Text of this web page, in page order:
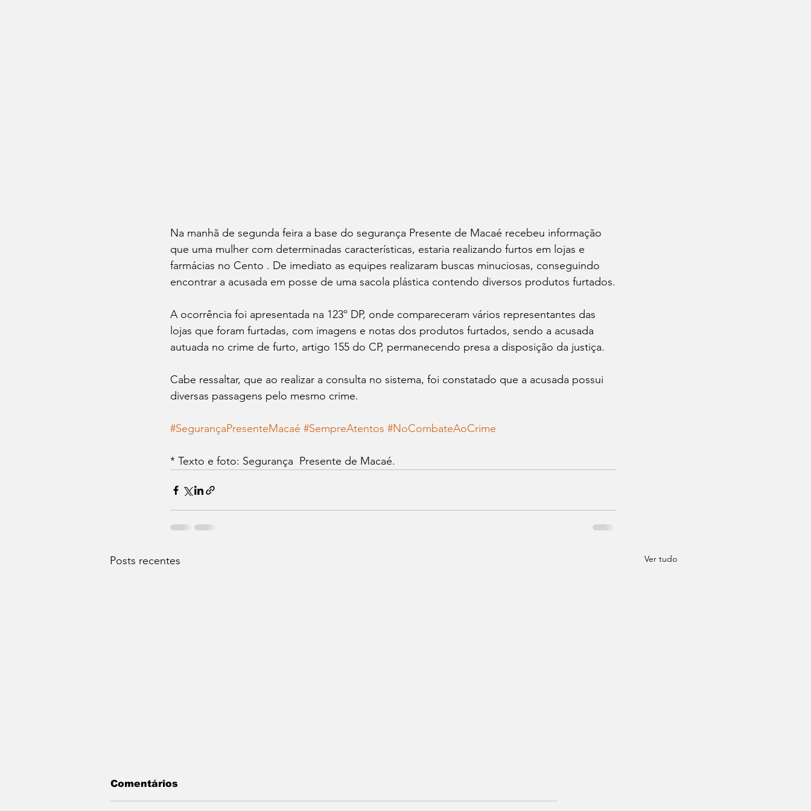
Na manhã de segunda feira a base do segurança Presente de Macaé recebeu informação
que uma mulher com determinadas características, estaria realizando furtos em lojas e
farmácias no Cento . De imediato as equipes realizaram buscas minuciosas, conseguindo
encontrar a acusada em posse de uma sacola plástica contendo diversos produtos furtados.
A ocorrência foi apresentada na 123º DP, onde compareceram vários representantes das
lojas que foram furtadas, com imagens e notas dos produtos furtados, sendo a acusada
autuada no crime de furto, artigo 155 do CP, permanecendo presa a disposição da justiça.
Cabe ressaltar, que ao realizar a consulta no sistema, foi constatado que a acusada possui
diversas passagens pelo mesmo crime.
#SegurançaPresenteMacaé #SempreAtentos #NoCombateAoCrime
* Texto e foto: Segurança  Presente de Macaé.
Posts recentes Ver tudo
Comentários